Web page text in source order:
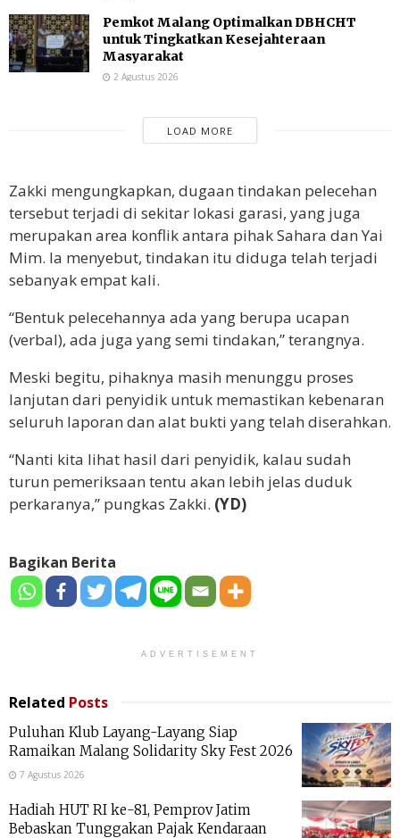
Pemkot Malang Optimalkan DBHCHT
untuk Tingkatkan Kesejahteraan
Masyarakat
2 Agustus 2026
LOAD MORE
Zakki mengungkapkan, dugaan tindakan pelecehan
tersebut terjadi di sekitar lokasi garasi, yang juga
merupakan area konflik antara pihak Sahara dan Yai
Mim. Ia menyebut, tindakan itu diduga telah terjadi
sebanyak empat kali.
“Bentuk pelecehannya ada yang berupa ucapan
(verbal), ada juga yang semi tindakan,” terangnya.
Meski begitu, pihaknya masih menunggu proses
lanjutan dari penyidik untuk memastikan kebenaran
seluruh laporan dan alat bukti yang telah diserahkan.
“Nanti kita lihat hasil dari penyidik, kalau sudah
turun pemeriksaan tentu akan lebih jelas duduk
perkaranya,” pungkas Zakki. (YD)
Bagikan Berita
ADVERTISEMENT
Related Posts
Puluhan Klub Layang-Layang Siap
Ramaikan Malang Solidarity Sky Fest 2026
7 Agustus 2026
Hadiah HUT RI ke-81, Pemprov Jatim
Bebaskan Tunggakan Pajak Kendaraan